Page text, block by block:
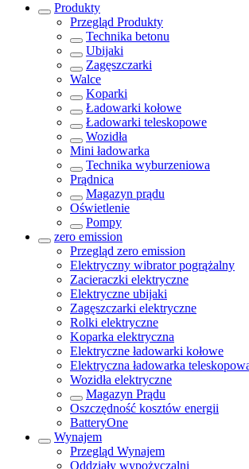
Produkty
Przegląd Produkty
Technika betonu
Ubijaki
Zagęszczarki
Walce
Koparki
Ładowarki kołowe
Ładowarki teleskopowe
Wozidła
Mini ładowarka
Technika wyburzeniowa
Prądnica
Magazyn prądu
Oświetlenie
Pompy
zero emission
Przegląd zero emission
Elektryczny wibrator pogrążalny
Zacieraczki elektryczne
Elektryczne ubijaki
Zagęszczarki elektryczne
Rolki elektryczne
Koparka elektryczna
Elektryczne ładowarki kołowe
Elektryczna ładowarka
Wozidła elektryczne
Magazyn Prądu
Oszczędność kosztów energii
BatteryOne
Wynajem
Przegląd Wynajem
Oddziały wypożyczalni